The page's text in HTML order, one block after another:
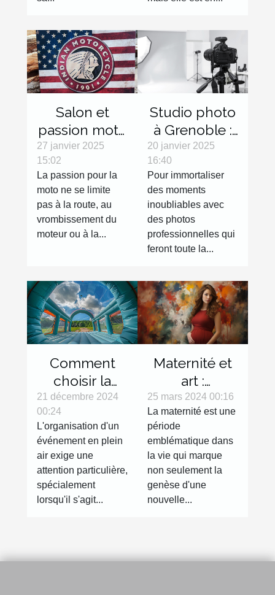
Salon et
passion moto
: les objets
décoration
qui feront
toute la
différence
27 janvier 2025
15:02
La passion pour la
moto ne se limite
pas à la route, au
vrombissement du
moteur ou à la...
Studio photo
à Grenoble :
réalisez des
clichés de
qualité !
20 janvier 2025
16:40
Pour immortaliser
des moments
inoubliables avec
des photos
professionnelles qui
feront toute la...
Comment
choisir la
bonne tente
gonflable
pour votre
évènement
21 décembre 2024
00:24
L'organisation d'un
événement en plein
air exige une
attention particulière,
spécialement
lorsqu'il s'agit...
Maternité et
art :
l'expression
de la
grossesse à
travers la
photographie
25 mars 2024 00:16
La maternité est une
période
emblématique dans
la vie qui marque
non seulement la
genèse d'une
nouvelle...